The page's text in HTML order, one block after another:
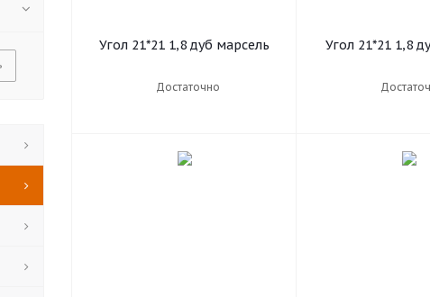
Угол 21*21 1,8 дуб марсель
Достаточно
Угол 21*21 1,8